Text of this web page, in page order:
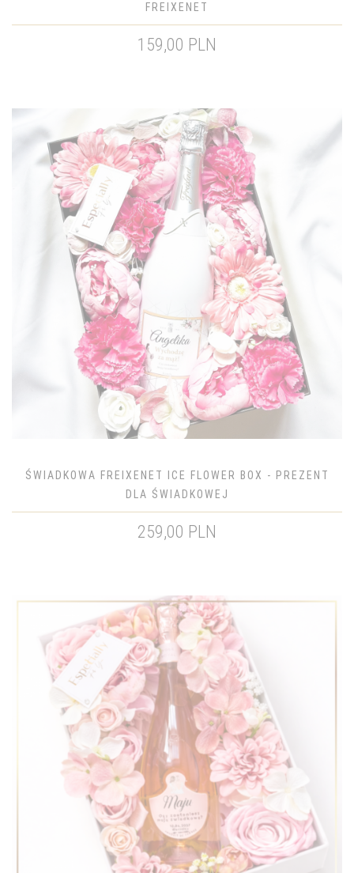
FREIXENET
159,00 PLN
ŚWIADKOWA FREIXENET ICE FLOWER BOX - PREZENT
DLA ŚWIADKOWEJ
259,00 PLN